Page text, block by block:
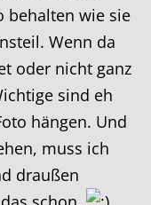
behalten wie sie
Wenn da
oder nicht ganz
sind eh
hängen. Und
muss ich
draußen